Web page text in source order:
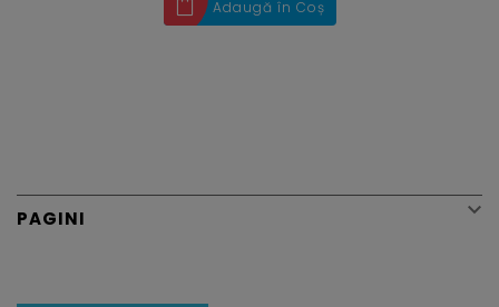
Adaugă în Coș
PAGINI 